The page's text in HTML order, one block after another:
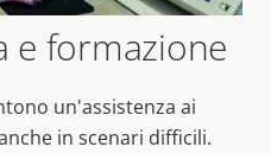
e formazione
un'assistenza ai
in scenari difficili.